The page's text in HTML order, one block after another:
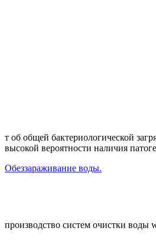
т об общей бактериологической
высокой вероятности наличия
Обеззараживание воды.
производство систем очистки воды